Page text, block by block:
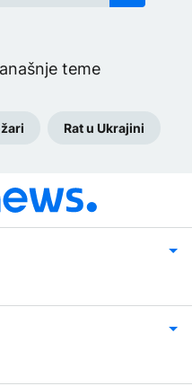
teme
Rat u Ukrajini
Sport